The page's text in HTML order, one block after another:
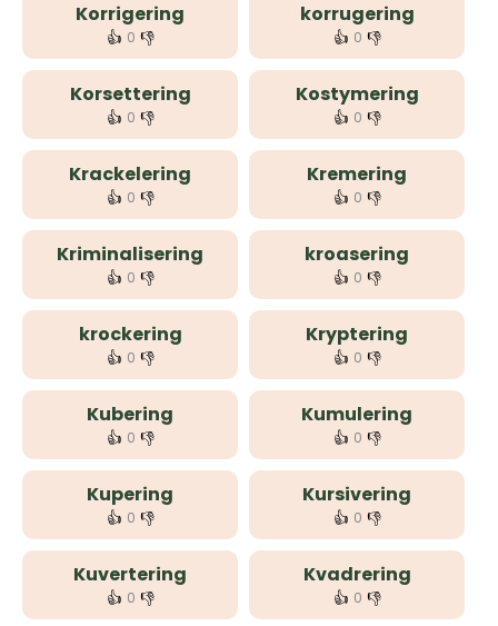
Korrigering
👍 0 👎
korrugering
👍 0 👎
Korsettering
👍 0 👎
Kostymering
👍 0 👎
Krackelering
👍 0 👎
Kremering
👍 0 👎
Kriminalisering
👍 0 👎
kroasering
👍 0 👎
krockering
👍 0 👎
Kryptering
👍 0 👎
Kubering
👍 0 👎
Kumulering
👍 0 👎
Kupering
👍 0 👎
Kursivering
👍 0 👎
Kuvertering
👍 0 👎
Kvadrering
👍 0 👎